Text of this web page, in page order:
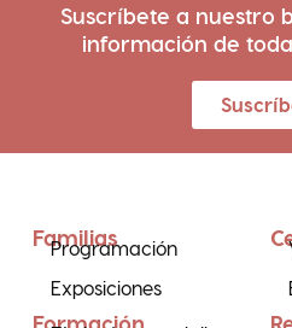
Suscríbete a nuestro
información de
Familias
Programación
Exposiciones
Formación